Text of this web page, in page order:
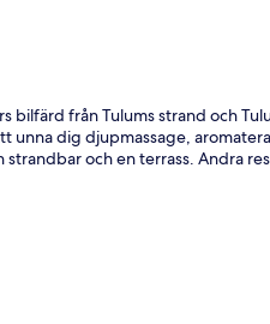
bilfärd från Tulums strand och
unna dig djupmassage,
och en terrass. Andra